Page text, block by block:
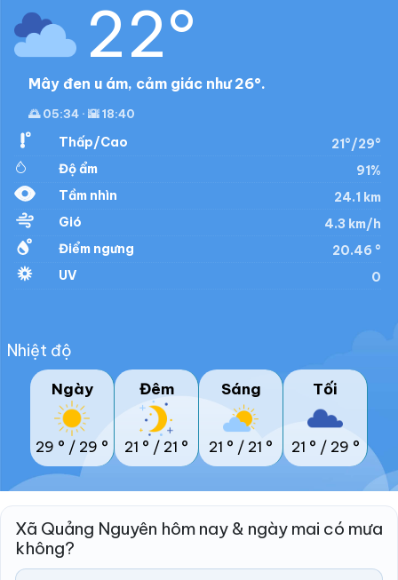
22°
Mây đen u ám, cảm giác như 26°.
🌅 05:34 · 🌇 18:40
Thấp/Cao
21°/29°
Độ ẩm
91%
Tầm nhìn
24.1 km
Gió
4.3 km/h
Điểm ngưng
20.46 °
UV
0
Nhiệt độ
Ngày
29 ° / 29 °
Đêm
21 ° / 21 °
Sáng
21 ° / 21 °
Tối
21 ° / 29 °
Xã Quảng Nguyên hôm nay & ngày mai có mưa
không?